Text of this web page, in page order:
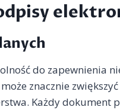
do zapewnienia
znacznie
Każdy dokument